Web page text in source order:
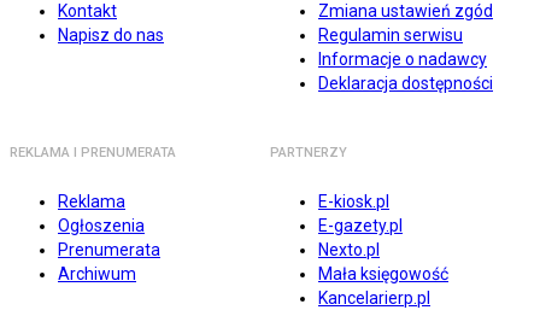
Kontakt
Napisz do nas
Zmiana ustawień zgód
Regulamin serwisu
Informacje o nadawcy
Deklaracja dostępności
REKLAMA I PRENUMERATA
Reklama
Ogłoszenia
Prenumerata
Archiwum
PARTNERZY
E-kiosk.pl
E-gazety.pl
Nexto.pl
Mała księgowość
Kancelarierp.pl